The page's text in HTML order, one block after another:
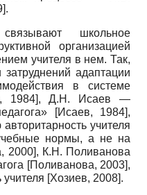
].
школьное
организацией
учителя в нем. Так,
адаптации
в системе
1984], Д.Н. Исаев —
[Исаев, 1984],
учителя
нормы, а не на
2000], К.Н. Поливанова
[Поливанова, 2003],
[Хозиев, 2008].